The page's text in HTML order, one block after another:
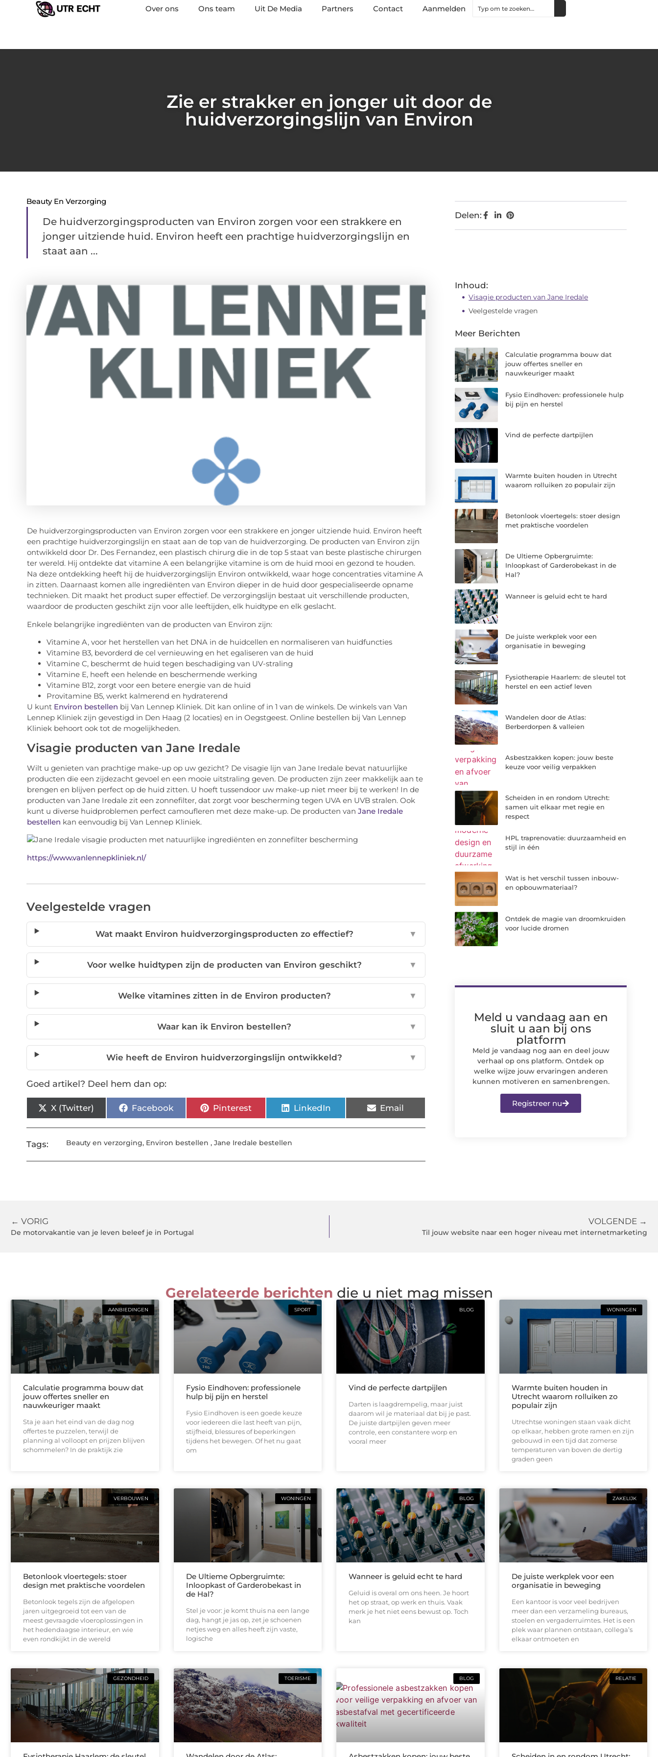
Over ons Ons team Uit De Media Partners Contact Aanmelden
Zie er strakker en jonger uit door de
huidverzorgingslijn van Environ
Beauty En Verzorging
De huidverzorgingsproducten van Environ zorgen voor een strakkere en
jonger uitziende huid. Environ heeft een prachtige huidverzorgingslijn en
staat aan ...
De huidverzorgingsproducten van Environ zorgen voor een strakkere en jonger uitziende huid. Environ heeft
een prachtige huidverzorgingslijn en staat aan de top van de huidverzorging. De producten van Environ zijn
ontwikkeld door Dr. Des Fernandez, een plastisch chirurg die in de top 5 staat van beste plastische chirurgen
ter wereld. Hij ontdekte dat vitamine A een belangrijke vitamine is om de huid mooi en gezond te houden.
Na deze ontdekking heeft hij de huidverzorgingslijn Environ ontwikkeld, waar hoge concentraties vitamine A
in zitten. Daarnaast komen alle ingrediënten van Environ dieper in de huid door gespecialiseerde opname
technieken. Dit maakt het product super effectief. De verzorgingslijn bestaat uit verschillende producten,
waardoor de producten geschikt zijn voor alle leeftijden, elk huidtype en elk geslacht.
Enkele belangrijke ingrediënten van de producten van Environ zijn:
Vitamine A, voor het herstellen van het DNA in de huidcellen en normaliseren van huidfuncties
Vitamine B3, bevorderd de cel vernieuwing en het egaliseren van de huid
Vitamine C, beschermt de huid tegen beschadiging van UV-straling
Vitamine E, heeft een helende en beschermende werking
Vitamine B12, zorgt voor een betere energie van de huid
Provitamine B5, werkt kalmerend en hydraterend
U kunt Environ bestellen bij Van Lennep Kliniek. Dit kan online of in 1 van de winkels. De winkels van Van
Lennep Kliniek zijn gevestigd in Den Haag (2 locaties) en in Oegstgeest. Online bestellen bij Van Lennep
Kliniek behoort ook tot de mogelijkheden.
Visagie producten van Jane Iredale
Wilt u genieten van prachtige make-up op uw gezicht? De visagie lijn van Jane Iredale bevat natuurlijke
producten die een zijdezacht gevoel en een mooie uitstraling geven. De producten zijn zeer makkelijk aan te
brengen en blijven perfect op de huid zitten. U hoeft tussendoor uw make-up niet meer bij te werken! In de
producten van Jane Iredale zit een zonnefilter, dat zorgt voor bescherming tegen UVA en UVB stralen. Ook
kunt u diverse huidproblemen perfect camoufleren met deze make-up. De producten van Jane Iredale
bestellen kan eenvoudig bij Van Lennep Kliniek.
https://www.vanlennepkliniek.nl/
Veelgestelde vragen
Wat maakt Environ huidverzorgingsproducten zo effectief? ▼
Voor welke huidtypen zijn de producten van Environ geschikt? ▼
Welke vitamines zitten in de Environ producten? ▼
Waar kan ik Environ bestellen? ▼
Wie heeft de Environ huidverzorgingslijn ontwikkeld? ▼
Goed artikel? Deel hem dan op:
X (Twitter) Facebook Pinterest LinkedIn Email
Tags: Beauty en verzorging, Environ bestellen ,Jane Iredale bestellen
Delen:
Inhoud:
Visagie producten van Jane Iredale
Veelgestelde vragen
Meer Berichten
Calculatie programma bouw dat
jouw offertes sneller en
nauwkeuriger maakt
Fysio Eindhoven: professionele hulp
bij pijn en herstel
Vind de perfecte dartpijlen
Warmte buiten houden in Utrecht
waarom rolluiken zo populair zijn
Betonlook vloertegels: stoer design
met praktische voordelen
De Ultieme Opbergruimte:
Inloopkast of Garderobekast in de
Hal?
Wanneer is geluid echt te hard
De juiste werkplek voor een
organisatie in beweging
Fysiotherapie Haarlem: de sleutel tot
herstel en een actief leven
Wandelen door de Atlas:
Berberdorpen & valleien
Asbestzakken kopen: jouw beste
keuze voor veilig verpakken
Scheiden in en rondom Utrecht:
samen uit elkaar met regie en
respect
HPL traprenovatie: duurzaamheid en
stijl in één
Wat is het verschil tussen inbouw-
en opbouwmateriaal?
Ontdek de magie van droomkruiden
voor lucide dromen
Meld u vandaag aan en
sluit u aan bij ons
platform
Meld je vandaag nog aan en deel jouw
verhaal op ons platform. Ontdek op
welke wijze jouw ervaringen anderen
kunnen motiveren en samenbrengen.
Registreer nu
← VORIG
De motorvakantie van je leven beleef je in Portugal
VOLGENDE →
Til jouw website naar een hoger niveau met internetmarketing
Gerelateerde berichten die u niet mag missen
AANBIEDINGEN
Calculatie programma bouw dat
jouw offertes sneller en
nauwkeuriger maakt
Sta je aan het eind van de dag nog
offertes te puzzelen, terwijl de
planning al volloopt en prijzen blijven
schommelen? In de praktijk zie
SPORT
Fysio Eindhoven: professionele
hulp bij pijn en herstel
Fysio Eindhoven is een goede keuze
voor iedereen die last heeft van pijn,
stijfheid, blessures of beperkingen
tijdens het bewegen. Of het nu gaat
om
BLOG
Vind de perfecte dartpijlen
Darten is laagdrempelig, maar juist
daarom wil je materiaal dat bij je past.
De juiste dartpijlen geven meer
controle, een constantere worp en
vooral meer
WONINGEN
Warmte buiten houden in
Utrecht waarom rolluiken zo
populair zijn
Utrechtse woningen staan vaak dicht
op elkaar, hebben grote ramen en zijn
gebouwd in een tijd dat zomerse
temperaturen van boven de dertig
graden geen
VERBOUWEN
Betonlook vloertegels: stoer
design met praktische voordelen
Betonlook tegels zijn de afgelopen
jaren uitgegroeid tot een van de
meest gevraagde vloeroplossingen in
het hedendaagse interieur, en wie
even rondkijkt in de wereld
WONINGEN
De Ultieme Opbergruimte:
Inloopkast of Garderobekast in
de Hal?
Stel je voor: je komt thuis na een lange
dag, hangt je jas op, zet je schoenen
netjes weg en alles heeft zijn vaste,
logische
BLOG
Wanneer is geluid echt te hard
Geluid is overal om ons heen. Je hoort
het op straat, op werk en thuis. Vaak
merk je het niet eens bewust op. Toch
kan
ZAKELIJK
De juiste werkplek voor een
organisatie in beweging
Een kantoor is voor veel bedrijven
meer dan een verzameling bureaus,
stoelen en vergaderruimtes. Het is een
plek waar plannen ontstaan, collega’s
elkaar ontmoeten en
GEZONDHEID TOERISME BLOG RELATIE